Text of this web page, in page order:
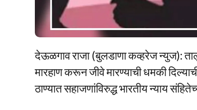
देऊळगाव राजा (बुलडाणा कव्हरेज न्युज):
मारहाण करून जीवे मारण्याची धमकी
ठाण्यात सहाजणांविरुद्ध भारतीय न्याय